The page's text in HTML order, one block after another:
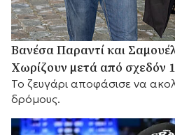
Βανέσα Παραντί και
Χωρίζουν μετά από σχεδόν
Το ζευγάρι αποφάσισε να
δρόμους.